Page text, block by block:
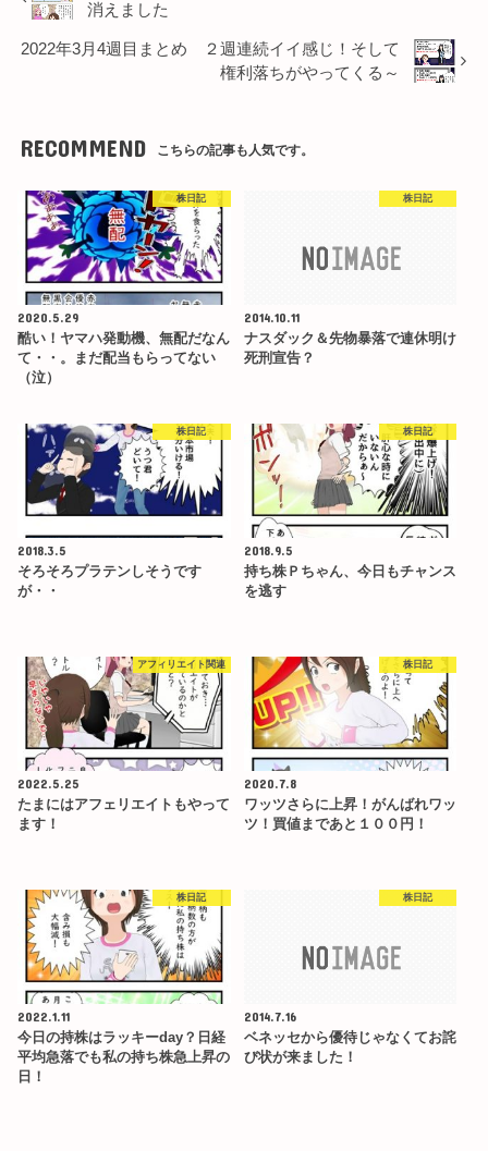
消えました
2022年3月4週目まとめ ２週連続イイ感じ！そして
権利落ちがやってくる～
RECOMMEND こちらの記事も人気です。
株日記
2020.5.29
酷い！ヤマハ発動機、無配だなん
て・・。まだ配当もらってない
（泣）
株日記
2014.10.11
ナスダック＆先物暴落で連休明け
死刑宣告？
株日記
2018.3.5
そろそろプラテンしそうです
が・・
株日記
2018.9.5
持ち株Ｐちゃん、今日もチャンス
を逃す
アフィリエイト関連
2022.5.25
たまにはアフェリエイトもやって
ます！
株日記
2020.7.8
ワッツさらに上昇！がんばれワッ
ツ！買値まであと１００円！
株日記
2022.1.11
今日の持株はラッキーday？日経
平均急落でも私の持ち株急上昇の
日！
株日記
2014.7.16
ベネッセから優待じゃなくてお詫
び状が来ました！